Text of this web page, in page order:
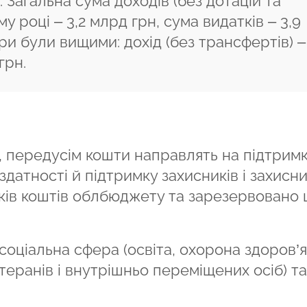
році – 3,2 млрд грн, сума видатків – 3,9
були вищими: дохід (без трансфертів)
кошти направлять на
й підтримку захисників і
коштів облбюджету та зарезервовано
сфера (освіта, охорона
і внутрішньо переміщених осіб) та